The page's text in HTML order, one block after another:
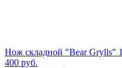
Нож складной "Bear Grylls"
400 руб.